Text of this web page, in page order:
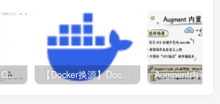
【CTF靶场搭建】GZ-CTF平台 【Docker换源】Docker更换镜像源教程